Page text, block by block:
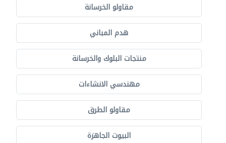
مقاولو الخرسانة
هدم المباني
منتجات البلوك والخرسانة
مهندسي الانشاءات
مقاولو الطرق
البيوت الجاهزة